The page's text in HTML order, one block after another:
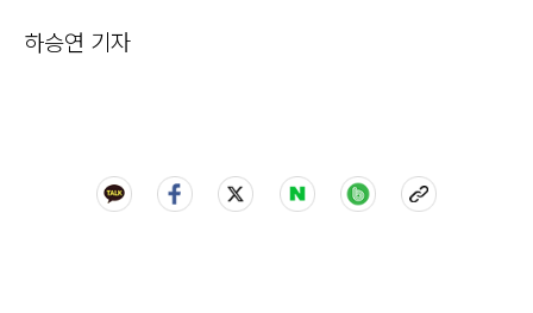
하승연 기자